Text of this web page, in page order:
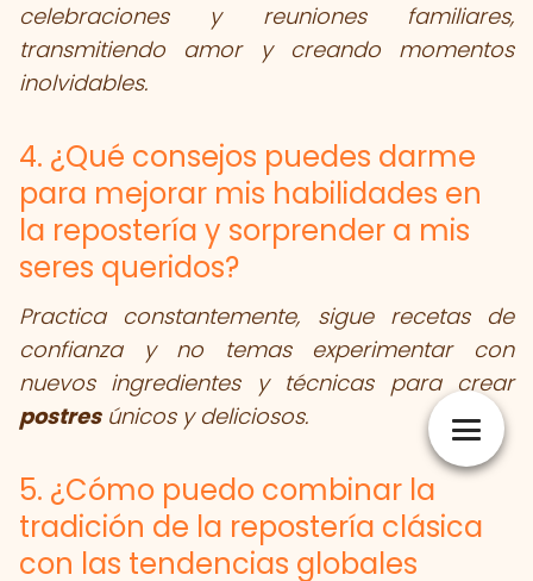
celebraciones y reuniones familiares,
transmitiendo amor y creando momentos
inolvidables.
4. ¿Qué consejos puedes darme
para mejorar mis habilidades en
la repostería y sorprender a mis
seres queridos?
Practica constantemente, sigue recetas de
confianza y no temas experimentar con
nuevos ingredientes y técnicas para crear
postresúnicos y deliciosos.
5. ¿Cómo puedo combinar la
tradición de la repostería clásica
con las tendencias globales